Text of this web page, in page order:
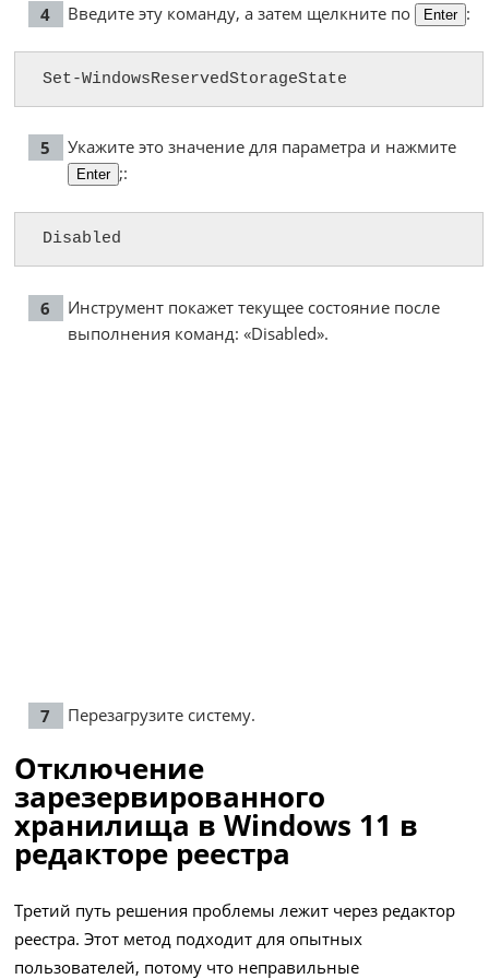
Введите эту команду, а затем щелкните по
Enter :
Set-WindowsReservedStorageState
Укажите это значение для параметра и нажмите
Enter ;:
Disabled
Инструмент покажет текущее состояние после
выполнения команд: «Disabled».
Перезагрузите систему.
Отключение
зарезервированного
хранилища в Windows 11 в
редакторе реестра
Третий путь решения проблемы лежит через редактор
реестра. Этот метод подходит для опытных
пользователей, потому что неправильные